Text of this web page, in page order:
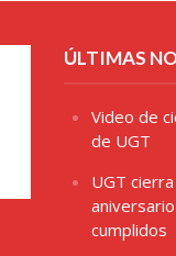
ÚLTIMAS
Video de
de UGT
UGT
cumplidos